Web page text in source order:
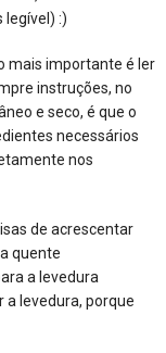
legível) :)
mais importante é ler
instruções, no
e seco, é que o
necessários
nos
de acrescentar
quente
a levedura
levedura, porque